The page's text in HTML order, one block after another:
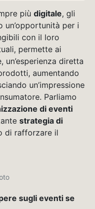
più digitale, gli
un’opportunità per i
con il loro
permette ai
diretta
aumentando
un’impressione
Parliamo
di eventi
strategia di
di rafforzare il
sugli eventi se